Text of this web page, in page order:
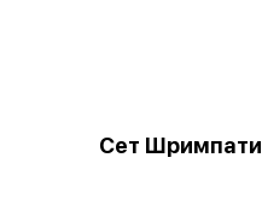
Сет Шримпати